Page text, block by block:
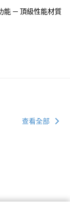
能 ─ 頂級性能材質
查看全部